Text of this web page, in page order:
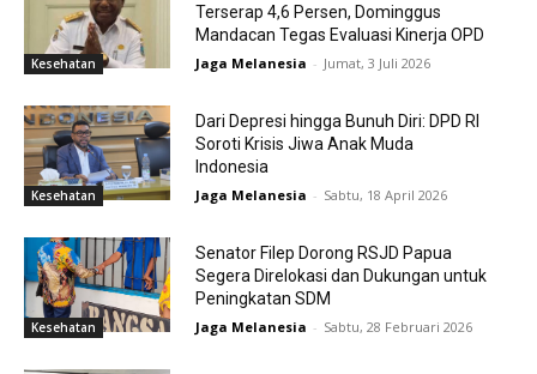
Kesehatan
Terserap 4,6 Persen, Dominggus
Mandacan Tegas Evaluasi Kinerja OPD
Jaga Melanesia - Jumat, 3 Juli 2026
Kesehatan
Dari Depresi hingga Bunuh Diri: DPD RI
Soroti Krisis Jiwa Anak Muda
Indonesia
Jaga Melanesia - Sabtu, 18 April 2026
Kesehatan
Senator Filep Dorong RSJD Papua
Segera Direlokasi dan Dukungan untuk
Peningkatan SDM
Jaga Melanesia - Sabtu, 28 Februari 2026